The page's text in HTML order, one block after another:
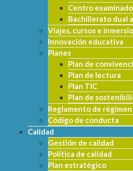
Centro
Bachillerato dual
Viajes, cursos e
Innovación educativa
Planes
Plan de
Plan de lectura
Plan TIC
Plan de
Reglamento de
Código de conducta
Calidad
Gestión de calidad
Política de calidad
Plan estratégico